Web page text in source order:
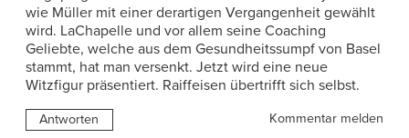
wie Müller mit einer derartigen Vergangenheit gewählt
wird. LaChapelle und vor allem seine Coaching
Geliebte, welche aus dem Gesundheitssumpf von Basel
stammt, hat man versenkt. Jetzt wird eine neue
Witzfigur präsentiert. Raiffeisen übertrifft sich selbst.
Antworten Kommentar melden